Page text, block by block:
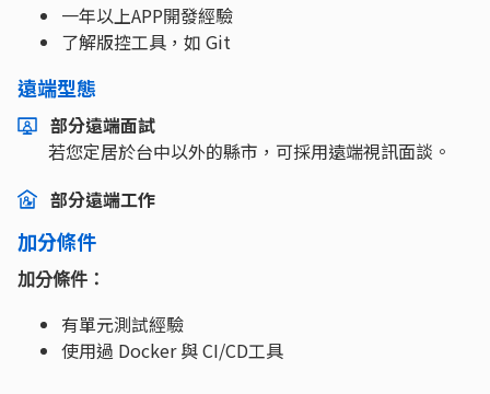
一年以上APP開發經驗
了解版控工具，如 Git
遠端型態
部分遠端面試
若您定居於台中以外的縣市，可採用遠端視訊面談。
部分遠端工作
加分條件
加分條件：
有單元測試經驗
使用過 Docker 與 CI/CD工具